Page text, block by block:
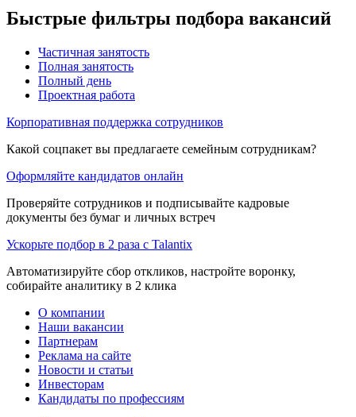
Быстрые фильтры подбора вакансий
Частичная занятость
Полная занятость
Полный день
Проектная работа
Корпоративная поддержка сотрудников
Какой соцпакет вы предлагаете семейным сотрудникам?
Оформляйте кандидатов онлайн
Проверяйте сотрудников и подписывайте кадровые
документы без бумаг и личных встреч
Ускорьте подбор в 2 раза с Talantix
Автоматизируйте сбор откликов, настройте воронку,
собирайте аналитику в 2 клика
О компании
Наши вакансии
Партнерам
Реклама на сайте
Новости и статьи
Инвесторам
Кандидаты по профессиям